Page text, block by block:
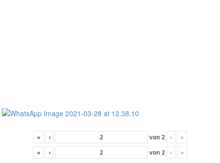
« ‹ von 2 ›
»
«
‹ von 2 › »